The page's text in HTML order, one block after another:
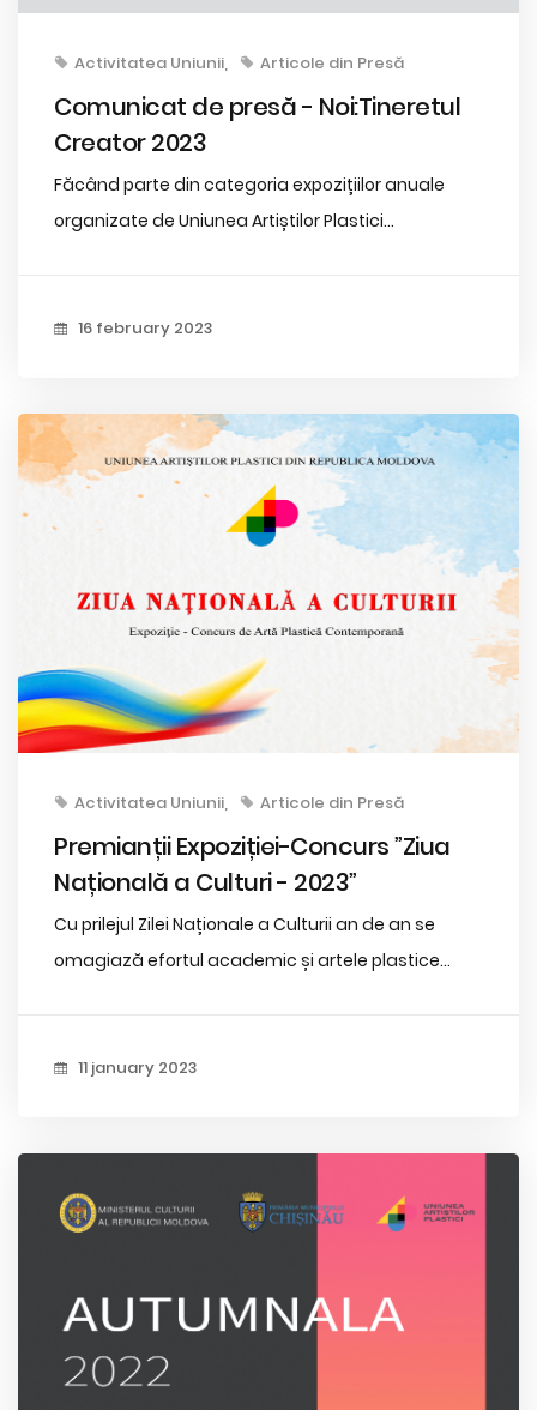
Activitatea Uniunii Articole din Presă
Comunicat de presă - Noi:Tineretul
Creator 2023
Făcând parte din categoria expozițiilor anuale
organizate de Uniunea Artiștilor Plastici...
16 february 2023
Activitatea Uniunii Articole din Presă
Premianții Expoziției-Concurs ”Ziua
Națională a Culturi - 2023”
Cu prilejul Zilei Naționale a Culturii an de an se
omagiază efortul academic și artele plastice...
11 january 2023